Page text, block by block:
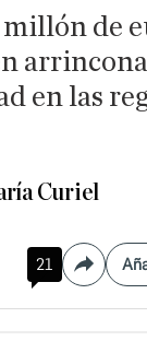
de
en las
Curiel
21